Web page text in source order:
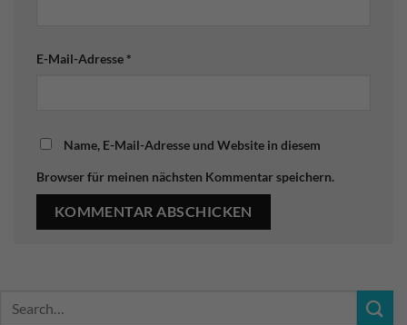
E-Mail-Adresse *
Name, E-Mail-Adresse und Website in diesem
Browser für meinen nächsten Kommentar speichern.